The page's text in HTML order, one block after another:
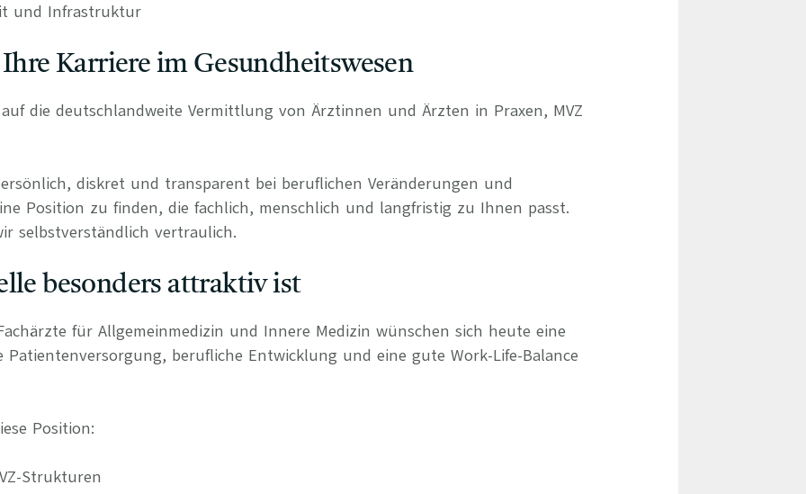
und Infrastruktur
Karriere im Gesundheitswesen
die deutschlandweite Vermittlung von Ärztinnen und Ärzten in Praxen, MVZ
diskret und transparent bei beruflichen Veränderungen und
Position zu finden, die fachlich, menschlich und langfristig zu Ihnen passt.
selbstverständlich vertraulich.
besonders attraktiv ist
für Allgemeinmedizin und Innere Medizin wünschen sich heute eine
berufliche Entwicklung und eine gute Work-Life-Balance
Position:
Strukturen